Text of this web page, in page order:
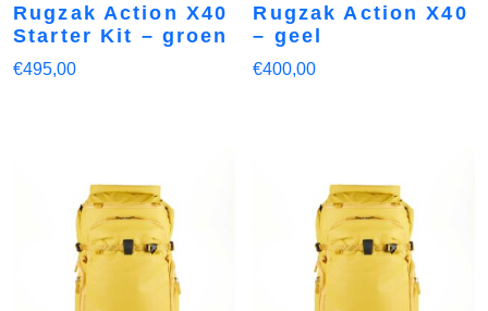
Rugzak Action X40
Starter Kit – groen
€495,00
Rugzak Action X40
– geel
€400,00